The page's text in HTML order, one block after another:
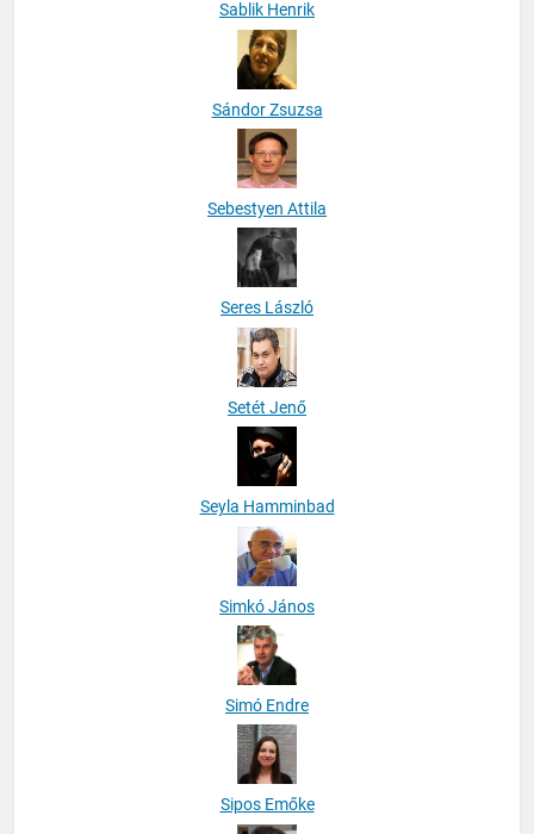
Sablik Henrik
Sándor Zsuzsa
Sebestyen Attila
Seres László
Setét Jenő
Seyla Hamminbad
Simkó János
Simó Endre
Sipos Emőke